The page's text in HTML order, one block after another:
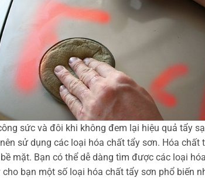
sức và đôi khi không đem lại hiệu quả tẩy
sử dụng các loại hóa chất tẩy sơn. Hóa chất
mặt. Bạn có thể dễ dàng tìm được các loại
cho bạn một số loại hóa chất tẩy sơn phổ biến